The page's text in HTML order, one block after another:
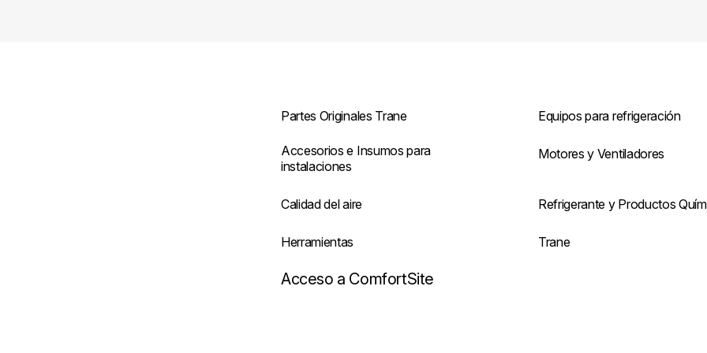
Partes Originales Trane Equipos para refrigeración
Accesorios e Insumos para
instalaciones
Motores y Ventiladores
Calidad del aire Refrigerante y Productos
Herramientas Trane
Acceso a ComfortSite